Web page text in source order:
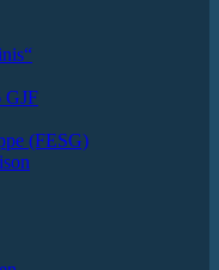
GJF
(FESG)